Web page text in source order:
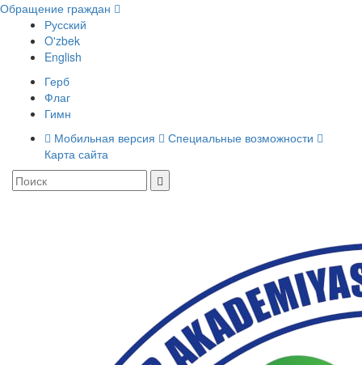
Обращение граждан
Русский
O'zbek
English
Герб
Флаг
Гимн
Мобильная версия
Специальные возможности
Карта сайта